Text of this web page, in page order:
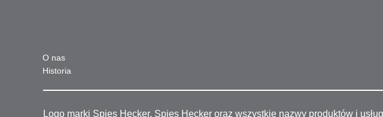
O nas
Historia
Logo marki Spies Hecker, Spies Hecker oraz wszystkie nazwy produktów i